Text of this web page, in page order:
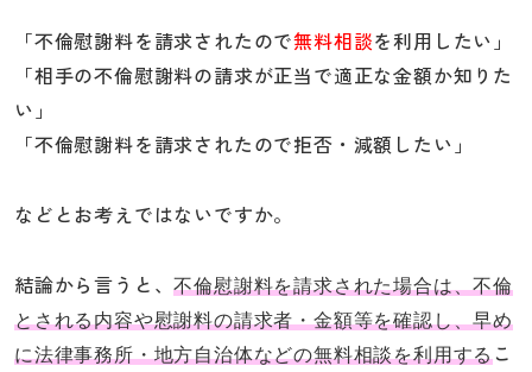
「不倫慰謝料を請求されたので無料相談を利用したい」
「相手の不倫慰謝料の請求が正当で適正な金額か知りた
い」
「不倫慰謝料を請求されたので拒否・減額したい」
などとお考えではないですか。
結論から言うと、不倫慰謝料を請求された場合は、不倫
とされる内容や慰謝料の請求者・金額等を確認し、早め
に法律事務所・地方自治体などの無料相談を利用するこ